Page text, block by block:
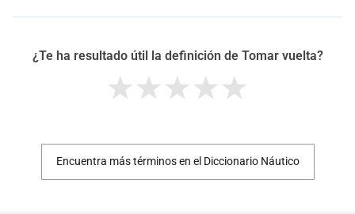
¿Te ha resultado útil la definición de Tomar vuelta?
Encuentra más términos en el Diccionario Náutico